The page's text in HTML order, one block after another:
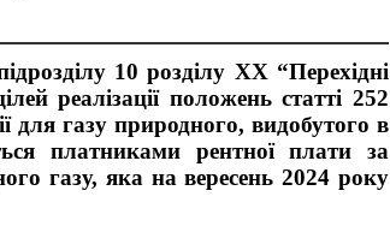
10 розділу XX “Перехідні
реалізації положень статті 252
для газу природного, видобутого в
платниками рентної плати за
газу, яка на вересень 2024 року